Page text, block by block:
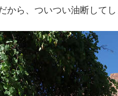
から、ついつい油断してし